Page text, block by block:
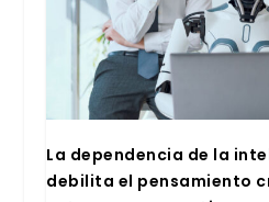
La depen­den­cia de la
debi­li­ta el pen­sa­mien­to